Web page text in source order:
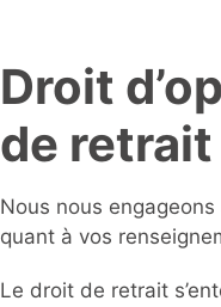
Droit
de retrait
Nous nous
quant à vos
Le droit de retrait